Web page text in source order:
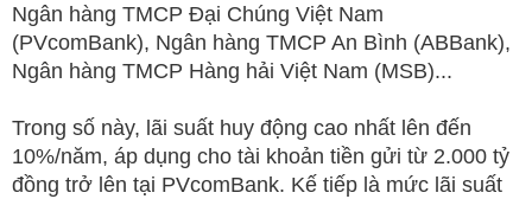
Ngân hàng TMCP Đại Chúng Việt Nam
(PVcomBank), Ngân hàng TMCP An Bình (ABBank),
Ngân hàng TMCP Hàng hải Việt Nam (MSB)...
Trong số này, lãi suất huy động cao nhất lên đến
10%/năm, áp dụng cho tài khoản tiền gửi từ 2.000 tỷ
đồng trở lên tại PVcomBank. Kế tiếp là mức lãi suất